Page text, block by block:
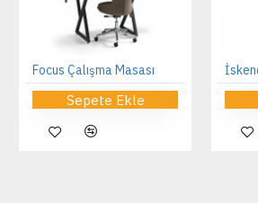
Focus Çalışma Masası
Sepete Ekle